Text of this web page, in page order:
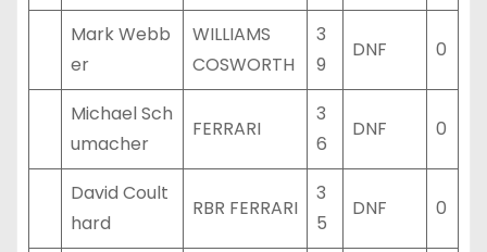
Mark Webb
er
WILLIAMS
COSWORTH
3
9
DNF 0
Michael Sch
umacher
FERRARI
3
6
DNF 0
David Coult
hard
RBR FERRARI
3
5
DNF 0